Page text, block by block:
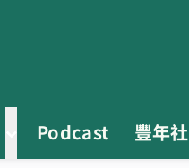
Podcast 豐年社